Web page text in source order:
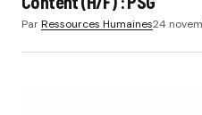
ParRessources Humaines24